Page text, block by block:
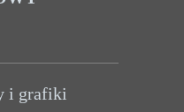
i grafiki